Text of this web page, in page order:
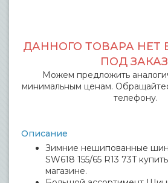
ДАННОГО ТОВАРА НЕТ
ПОД
Можем предложить
минимальным ценам.
телефону.
Описание
Зимние нешипованные
SW618 155/65 R13 73T
магазине.